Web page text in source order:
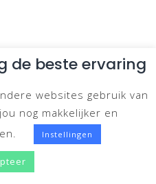
de beste ervaring
websites gebruik van
nog makkelijker en
Instellingen